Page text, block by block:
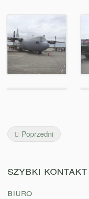
Poprzedni
szybki kontakt
biuro